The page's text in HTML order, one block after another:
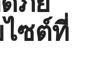
ไซต์ที่